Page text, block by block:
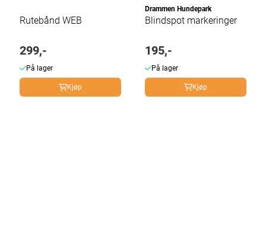
Rutebånd WEB
299,-
På lager
Kjøp
Drammen Hundepark
Blindspot markeringer
195,-
På lager
Kjøp